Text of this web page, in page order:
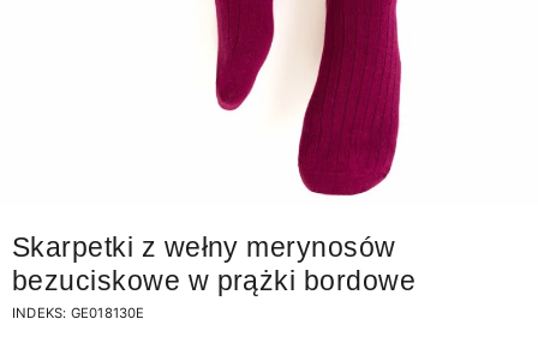
Skarpetki z wełny merynosów
bezuciskowe w prążki bordowe
INDEKS: GE018130E